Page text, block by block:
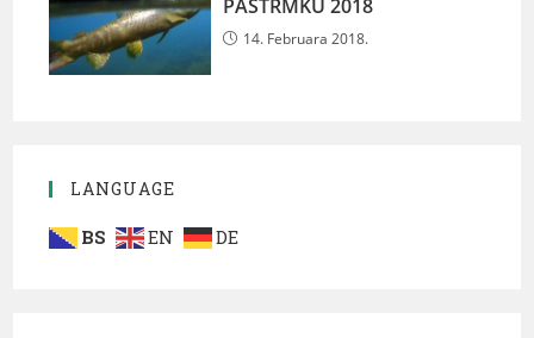
PASTRMKU 2018
14. Februara 2018.
LANGUAGE
BS EN DE